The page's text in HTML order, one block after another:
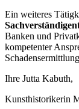
Ein weiteres
Banken und
kompetenter
Ihre Jutta Kabuth,
Kunsthistorikerin